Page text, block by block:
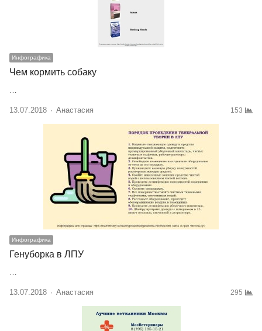
Инфографика
Чем кормить собаку
13.07.2018 Author
Анастасия 153
Инфографика
Генуборка в ЛПУ
13.07.2018 Author
Анастасия 295